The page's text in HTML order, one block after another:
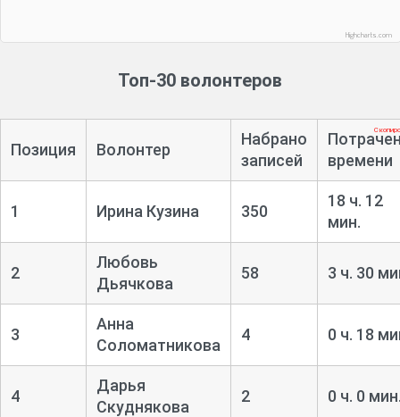
Highcharts.com
Топ-30 волонтеров
Позиция Волонтер
Набрано
записей
времени
1 Ирина Кузина 350
18 ч. 12
мин.
2
Любовь
Дьячкова
58 3 ч. 30
3
Анна
Соломатникова
4 0 ч. 18
4
Дарья
Скуднякова
2 0 ч. 0